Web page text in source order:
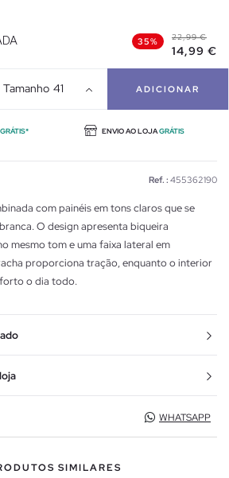
35% 22,99 €
14,99 €
Tamanho 41 ADICIONAR
GRÁTIS* ENVIO AO LOJAGRÁTIS
Ref. : 455362190
com painéis em tons claros que se
O design apresenta biqueira
mesmo tom e uma faixa lateral em
proporciona tração, enquanto o interior
o dia todo.
WHATSAPP
SIMILARES